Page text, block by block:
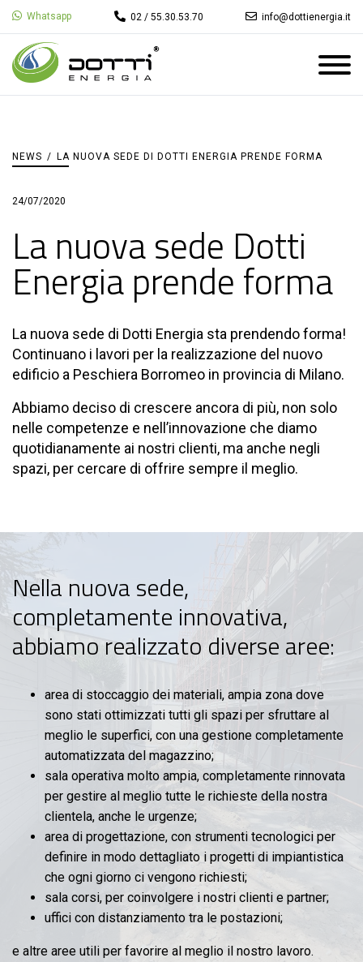
Whatsapp 02 / 55.30.53.70 info@dottienergia.it
NEWS / LA NUOVA SEDE DI DOTTI ENERGIA PRENDE FORMA
24/07/2020
La nuova sede Dotti
Energia prende forma
La nuova sede di Dotti Energia sta prendendo forma!
Continuano i lavori per la realizzazione del nuovo
edificio a Peschiera Borromeo in provincia di Milano.
Abbiamo deciso di crescere ancora di più, non solo
nelle competenze e nell’innovazione che diamo
quotidianamente ai nostri clienti, ma anche negli
spazi, per cercare di offrire sempre il meglio.
Nella nuova sede,
completamente innovativa,
abbiamo realizzato diverse aree:
area di stoccaggio dei materiali, ampia zona dove
sono stati ottimizzati tutti gli spazi per sfruttare al
meglio le superfici, con una gestione completamente
automatizzata del magazzino;
sala operativa molto ampia, completamente rinnovata
per gestire al meglio tutte le richieste della nostra
clientela, anche le urgenze;
area di progettazione, con strumenti tecnologici per
definire in modo dettagliato i progetti di impiantistica
che ogni giorno ci vengono richiesti;
sala corsi, per coinvolgere i nostri clienti e partner;
uffici con distanziamento tra le postazioni;
e altre aree utili per favorire al meglio il nostro lavoro.